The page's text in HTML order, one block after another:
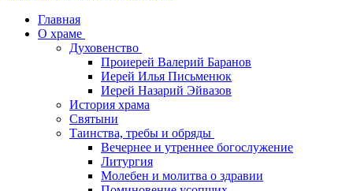
Главная
О храме
Духовенство
Проиерей Валерий Баранов
Иерей Илья Письменюк
Иерей Назарий Эйвазов
История храма
Святыни
Таинства, требы и обряды
Вечернее и утреннее богослужение
Литургия
Молебен и молитва о здравии